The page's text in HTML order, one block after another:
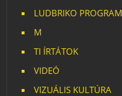
LUDBRIKO PROGRAM
M
TI ÍRTÁTOK
VIDEÓ
VIZUÁLIS KULTÚRA